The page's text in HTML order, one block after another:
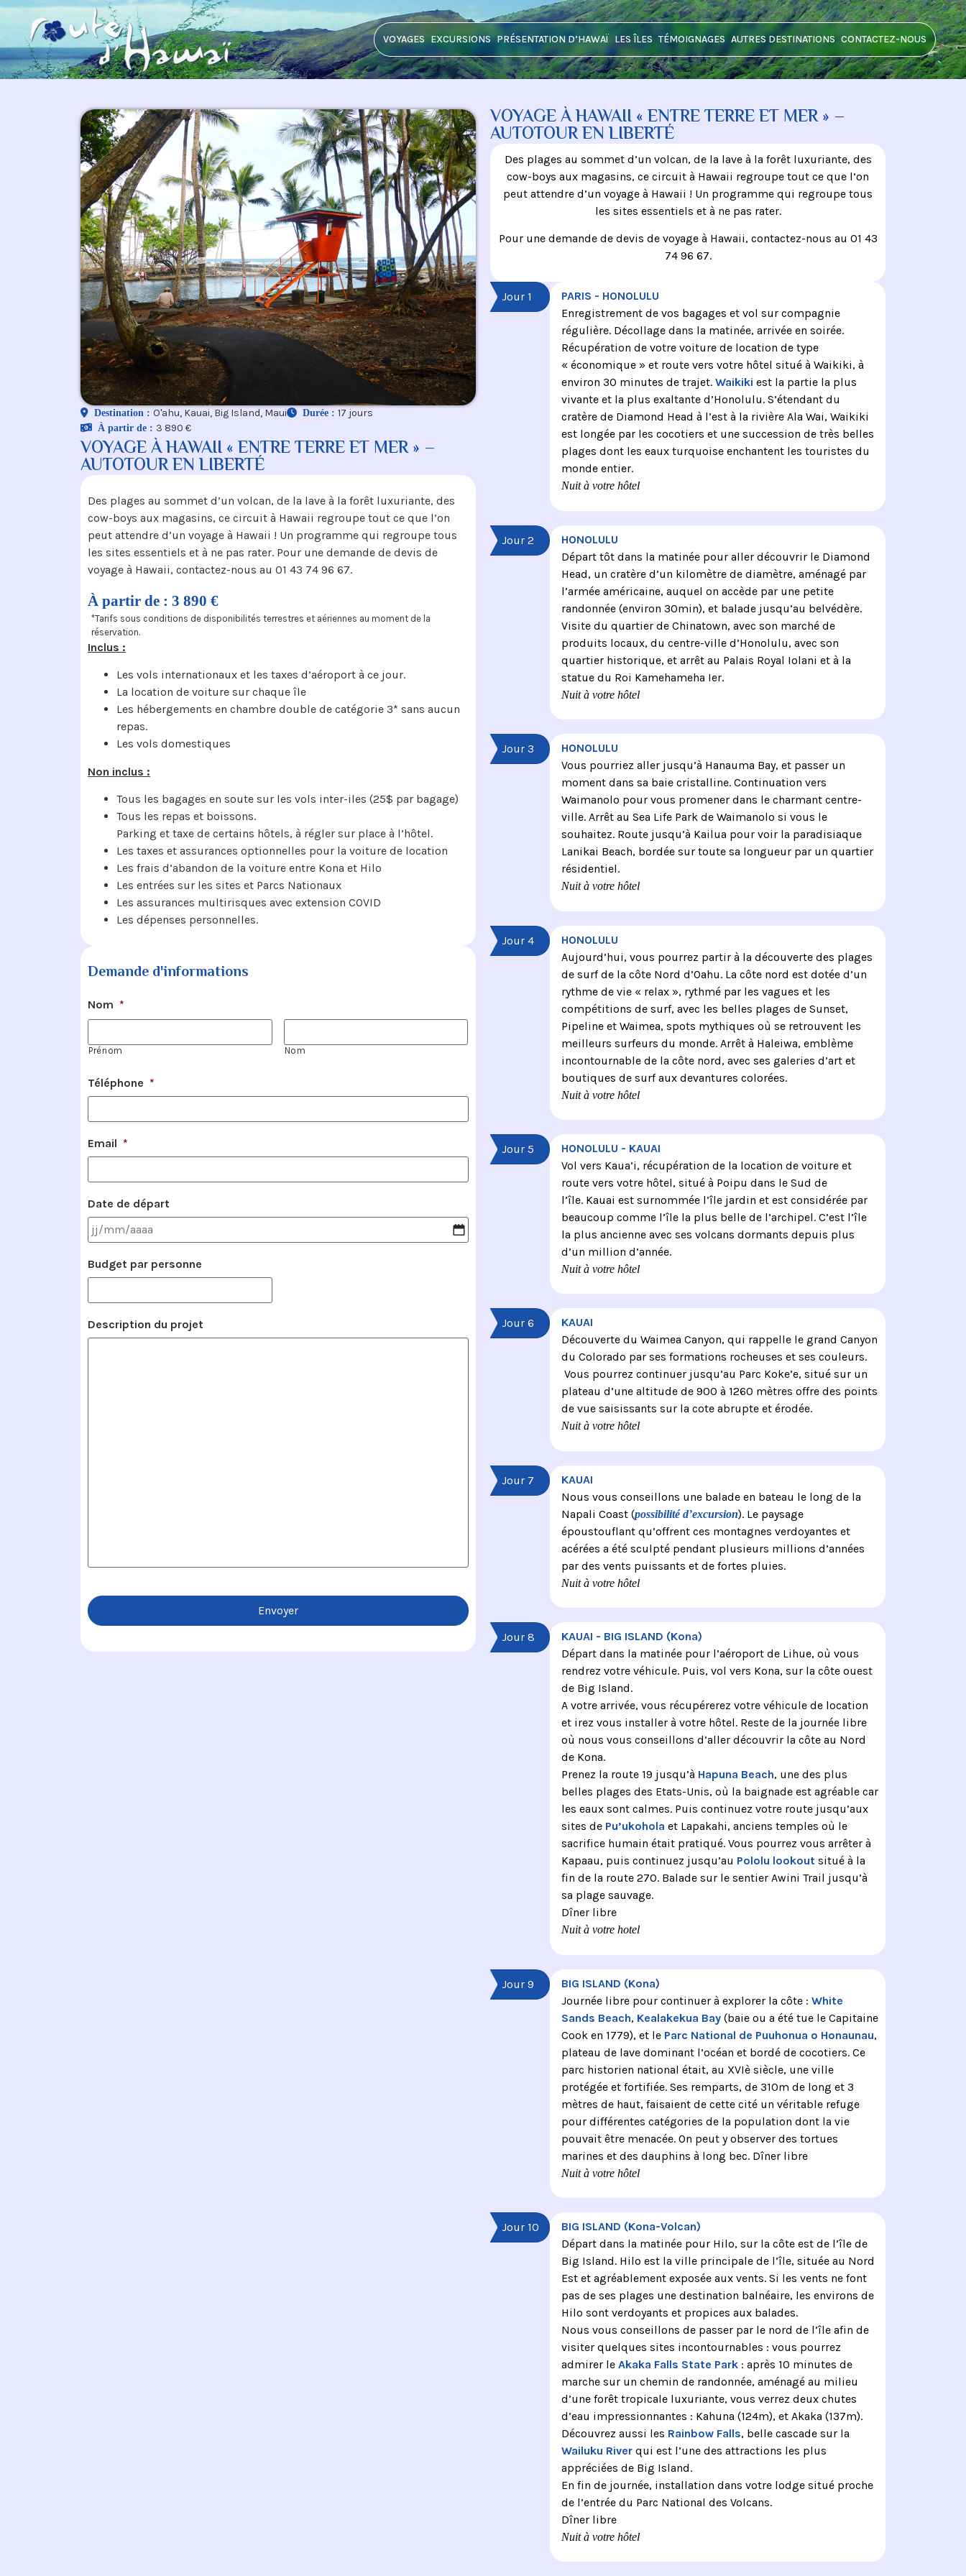
VOYAGES EXCURSIONS PRÉSENTATION D’HAWAÏ LES ÎLES TÉMOIGNAGES AUTRES DESTINATIONS CONTACTEZ-NOUS
Destination : O'ahu, Kauai, Big Island, Maui Durée : 17 jours
À partir de : 3 890 €
VOYAGE À HAWAII « ENTRE TERRE ET MER » –
AUTOTOUR EN LIBERTÉ
Des plages au sommet d’un volcan, de la lave à la forêt luxuriante, des
cow-boys aux magasins, ce circuit à Hawaii regroupe tout ce que l’on
peut attendre d’un voyage à Hawaii ! Un programme qui regroupe tous
les sites essentiels et à ne pas rater. Pour une demande de devis de
voyage à Hawaii, contactez-nous au 01 43 74 96 67.
À partir de : 3 890 €
*Tarifs sous conditions de disponibilités terrestres et aériennes au moment de la
réservation.
Inclus :
Les vols internationaux et les taxes d’aéroport à ce jour.
La location de voiture sur chaque île
Les hébergements en chambre double de catégorie 3* sans aucun
repas.
Les vols domestiques
Non inclus :
Tous les bagages en soute sur les vols inter-iles (25$ par bagage)
Tous les repas et boissons.
Parking et taxe de certains hôtels, à régler sur place à l’hôtel.
Les taxes et assurances optionnelles pour la voiture de location
Les frais d’abandon de la voiture entre Kona et Hilo
Les entrées sur les sites et Parcs Nationaux
Les assurances multirisques avec extension COVID
Les dépenses personnelles.
Demande d'informations
Nom *
Prénom Nom
Téléphone *
Email *
Date de départ
Budget par personne
Description du projet
VOYAGE À HAWAII « ENTRE TERRE ET MER » –
AUTOTOUR EN LIBERTÉ
Des plages au sommet d’un volcan, de la lave à la forêt luxuriante, des
cow-boys aux magasins, ce circuit à Hawaii regroupe tout ce que l’on
peut attendre d’un voyage à Hawaii ! Un programme qui regroupe tous
les sites essentiels et à ne pas rater.
Pour une demande de devis de voyage à Hawaii, contactez-nous au 01 43
74 96 67.
Jour 1
PARIS - HONOLULU
Enregistrement de vos bagages et vol sur compagnie
régulière. Décollage dans la matinée, arrivée en soirée.
Récupération de votre voiture de location de type
« économique » et route vers votre hôtel situé à Waikiki, à
environ 30 minutes de trajet. Waikiki est la partie la plus
vivante et la plus exaltante d’Honolulu. S’étendant du
cratère de Diamond Head à l’est à la rivière Ala Wai, Waikiki
est longée par les cocotiers et une succession de très belles
plages dont les eaux turquoise enchantent les touristes du
monde entier.
Nuit à votre hôtel
Jour 2
HONOLULU
Départ tôt dans la matinée pour aller découvrir le Diamond
Head, un cratère d’un kilomètre de diamètre, aménagé par
l’armée américaine, auquel on accède par une petite
randonnée (environ 30min), et balade jusqu’au belvédère.
Visite du quartier de Chinatown, avec son marché de
produits locaux, du centre-ville d’Honolulu, avec son
quartier historique, et arrêt au Palais Royal Iolani et à la
statue du Roi Kamehameha Ier.
Nuit à votre hôtel
Jour 3
HONOLULU
Vous pourriez aller jusqu’à Hanauma Bay, et passer un
moment dans sa baie cristalline. Continuation vers
Waimanolo pour vous promener dans le charmant centre-
ville. Arrêt au Sea Life Park de Waimanolo si vous le
souhaitez. Route jusqu’à Kailua pour voir la paradisiaque
Lanikai Beach, bordée sur toute sa longueur par un quartier
résidentiel.
Nuit à votre hôtel
Jour 4
HONOLULU
Aujourd’hui, vous pourrez partir à la découverte des plages
de surf de la côte Nord d’Oahu. La côte nord est dotée d’un
rythme de vie « relax », rythmé par les vagues et les
compétitions de surf, avec les belles plages de Sunset,
Pipeline et Waimea, spots mythiques où se retrouvent les
meilleurs surfeurs du monde. Arrêt à Haleiwa, emblème
incontournable de la côte nord, avec ses galeries d’art et
boutiques de surf aux devantures colorées.
Nuit à votre hôtel
Jour 5
HONOLULU - KAUAI
Vol vers Kaua’i, récupération de la location de voiture et
route vers votre hôtel, situé à Poipu dans le Sud de
l’île. Kauai est surnommée l’île jardin et est considérée par
beaucoup comme l’île la plus belle de l’archipel. C’est l’île
la plus ancienne avec ses volcans dormants depuis plus
d’un million d’année.
Nuit à votre hôtel
Jour 6
KAUAI
Découverte du Waimea Canyon, qui rappelle le grand Canyon
du Colorado par ses formations rocheuses et ses couleurs.
Vous pourrez continuer jusqu’au Parc Koke’e, situé sur un
plateau d’une altitude de 900 à 1260 mètres offre des points
de vue saisissants sur la cote abrupte et érodée.
Nuit à votre hôtel
Jour 7
KAUAI
Nous vous conseillons une balade en bateau le long de la
Napali Coast (possibilité d’excursion). Le paysage
époustouflant qu’offrent ces montagnes verdoyantes et
acérées a été sculpté pendant plusieurs millions d’années
par des vents puissants et de fortes pluies.
Nuit à votre hôtel
Jour 8
KAUAI - BIG ISLAND (Kona)
Départ dans la matinée pour l’aéroport de Lihue, où vous
rendrez votre véhicule. Puis, vol vers Kona, sur la côte ouest
de Big Island.
A votre arrivée, vous récupérerez votre véhicule de location
et irez vous installer à votre hôtel. Reste de la journée libre
où nous vous conseillons d’aller découvrir la côte au Nord
de Kona.
Prenez la route 19 jusqu’à Hapuna Beach, une des plus
belles plages des Etats-Unis, où la baignade est agréable car
les eaux sont calmes. Puis continuez votre route jusqu’aux
sites de Pu’ukohola et Lapakahi, anciens temples où le
sacrifice humain était pratiqué. Vous pourrez vous arrêter à
Kapaau, puis continuez jusqu’au Pololu lookoutsitué à la
fin de la route 270. Balade sur le sentier Awini Trail jusqu’à
sa plage sauvage.
Dîner libre
Nuit à votre hotel
Jour 9
BIG ISLAND (Kona)
Journée libre pour continuer à explorer la côte : White
Sands Beach, Kealakekua Bay(baie ou a été tue le Capitaine
Cook en 1779), et le Parc National de Puuhonua o Honaunau,
plateau de lave dominant l’océan et bordé de cocotiers. Ce
parc historien national était, au XVIè siècle, une ville
protégée et fortifiée. Ses remparts, de 310m de long et 3
mètres de haut, faisaient de cette cité un véritable refuge
pour différentes catégories de la population dont la vie
pouvait être menacée. On peut y observer des tortues
marines et des dauphins à long bec. Dîner libre
Nuit à votre hôtel
Jour 10
BIG ISLAND (Kona-Volcan)
Départ dans la matinée pour Hilo, sur la côte est de l’île de
Big Island. Hilo est la ville principale de l’île, située au Nord
Est et agréablement exposée aux vents. Si les vents ne font
pas de ses plages une destination balnéaire, les environs de
Hilo sont verdoyants et propices aux balades.
Nous vous conseillons de passer par le nord de l’île afin de
visiter quelques sites incontournables : vous pourrez
admirer le Akaka Falls State Park: après 10 minutes de
marche sur un chemin de randonnée, aménagé au milieu
d’une forêt tropicale luxuriante, vous verrez deux chutes
d’eau impressionnantes : Kahuna (124m), et Akaka (137m).
Découvrez aussi les Rainbow Falls, belle cascade sur la
Wailuku Riverqui est l’une des attractions les plus
appréciées de Big Island.
En fin de journée, installation dans votre lodge situé proche
de l’entrée du Parc National des Volcans.
Dîner libre
Nuit à votre hôtel